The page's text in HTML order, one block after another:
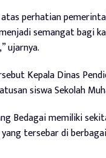
perhatian
semangat bagi
ujarnya.
Kepala Dinas
siswa Sekolah
Bedagai memiliki
tersebar di